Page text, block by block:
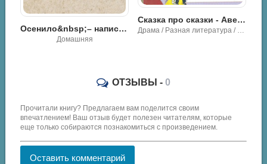
Осенило&nbsp;– написал - Юлия Идлис
Домашняя
Сказка про сказки - Авенир Григорьевич Зак
Драма / Разная литература / Классика
ОТЗЫВЫ - 0
Прочитали книгу? Предлагаем вам поделится своим
впечатлением! Ваш отзыв будет полезен читателям, которые
еще только собираются познакомиться с произведением.
Оставить комментарий